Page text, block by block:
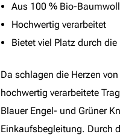
Aus 100 % Bio-
Hochwertig verarbeitet
Bietet viel Platz durch
Da schlagen die Herzen
hochwertig verarbeitete
Blauer Engel- und Grüner
Einkaufsbegleitung. Durch